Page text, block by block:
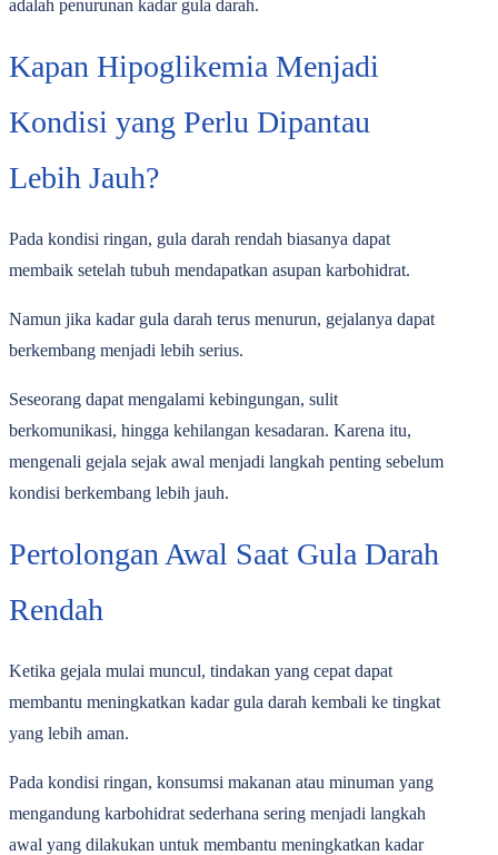
adalah penurunan kadar gula darah.
Kapan Hipoglikemia Menjadi
Kondisi yang Perlu Dipantau
Lebih Jauh?
Pada kondisi ringan, gula darah rendah biasanya dapat
membaik setelah tubuh mendapatkan asupan karbohidrat.
Namun jika kadar gula darah terus menurun, gejalanya dapat
berkembang menjadi lebih serius.
Seseorang dapat mengalami kebingungan, sulit
berkomunikasi, hingga kehilangan kesadaran. Karena itu,
mengenali gejala sejak awal menjadi langkah penting sebelum
kondisi berkembang lebih jauh.
Pertolongan Awal Saat Gula Darah
Rendah
Ketika gejala mulai muncul, tindakan yang cepat dapat
membantu meningkatkan kadar gula darah kembali ke tingkat
yang lebih aman.
Pada kondisi ringan, konsumsi makanan atau minuman yang
mengandung karbohidrat sederhana sering menjadi langkah
awal yang dilakukan untuk membantu meningkatkan kadar